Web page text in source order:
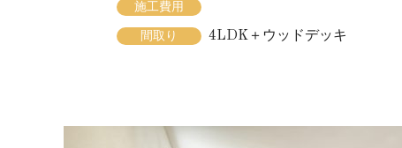
施工費用
間取り 4LDK＋ウッドデッキ